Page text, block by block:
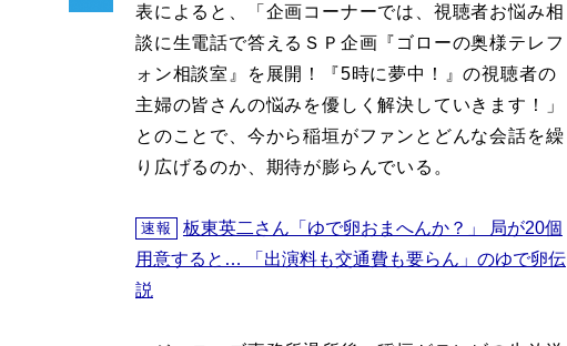
表によると、「企画コーナーでは、視聴者お悩み相
談に生電話で答えるＳＰ企画『ゴローの奥様テレフ
ォン相談室』を展開！『5時に夢中！』の視聴者の
主婦の皆さんの悩みを優しく解決していきます！」
とのことで、今から稲垣がファンとどんな会話を繰
り広げるのか、期待が膨らんでいる。
速報
板東英二さん「ゆで卵おまへんか？」 局が20個
用意すると… 「出演料も交通費も要らん」のゆで卵伝
説